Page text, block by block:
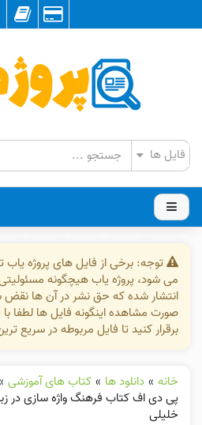
توجه: برخی از فایل های پروژه یاب
می شود، پروژه یاب هیچگونه
انتشار شده که حق نشر در آن ها نقض
صورت مشاهده اینگونه فایل ها لطفا با
برقرار کنید تا فایل مربوطه در سریع
خانه » دانلود ها » کتاب های آموزشی
پی دی اف کتاب فرهنگ واژه سازی در
خلیلی